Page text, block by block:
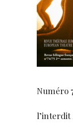
Numéro
l’interdit